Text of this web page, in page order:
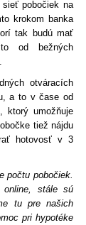
pobočiek na
krokom banka
tak budú mať
od bežných
otváracích
a to v čase od
ktorý umožňuje
tiež nájdu
hotovosť v 3
počtu pobočiek.
online, stále sú
tu pre našich
pri hypotéke